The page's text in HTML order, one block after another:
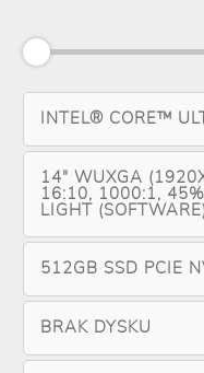
INTEL® CORE™
14" WUXGA
16:10, 1000:1,
LIGHT
512GB SSD PCIE
BRAK DYSKU